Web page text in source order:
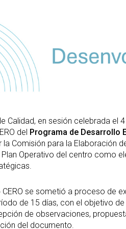
Degree in
Engineering
Degree in
Engineering -Old
(BTTE)
Sucesivo (PARS)
Académico con
Sucesivo - Plan Viejo
Calidad, en sesión celebrada el
del Programa de Desarrollo
Comisión para la Elaboración
Operativo del centro como
CERO se sometió a proceso de
de 15 días, con el objetivo
de observaciones,
del documento.